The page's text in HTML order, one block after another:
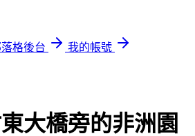
格後台
我的帳號
大橋旁的非洲園